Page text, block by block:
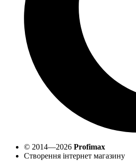
© 2014—2026 Profimax
Створення інтернет магазину